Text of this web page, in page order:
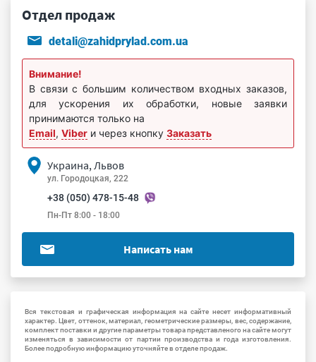
Отдел продаж
detali@zahidprylad.com.ua
Внимание!
В связи с большим количеством входных заказов,
для ускорения их обработки, новые заявки
принимаются только на
Email, Viber и через кнопку Заказать
Украина, Львов
ул. Городоцкая, 222
+38 (050) 478-15-48
Пн-Пт 8:00 - 18:00
Написать нам
Вся текстовая и графическая информация на сайте несет информативный
характер. Цвет, оттенок, материал, геометрические размеры, вес, содержание,
комплект поставки и другие параметры товара представленого на сайте могут
изменяться в зависимости от партии производства и года изготовления.
Более подробную информацию уточняйте в отделе продаж.